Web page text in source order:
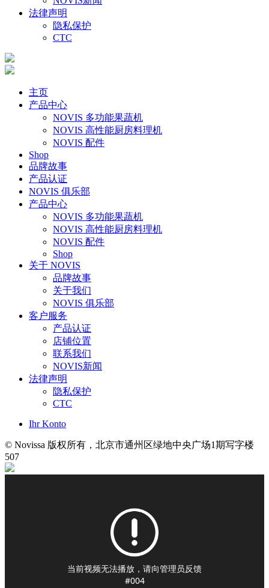
法律声明
隐私保护
CTC
主页
产品中心
NOVIS 多功能果蔬机
NOVIS 高性能厨房料理机
NOVIS 配件
Shop
品牌故事
产品认证
NOVIS 俱乐部
产品中心
NOVIS 多功能果蔬机
NOVIS 高性能厨房料理机
NOVIS 配件
Shop
关于 NOVIS
品牌故事
关于我们
NOVIS 俱乐部
客户服务
产品认证
店铺位置
联系我们
NOVIS新闻
法律声明
隐私保护
CTC
Ihr Konto
© Novissa 版权所有，北京市通州区绿地中央广场1期写字楼
507
当前视频无法播放，请向管理员反馈
#004